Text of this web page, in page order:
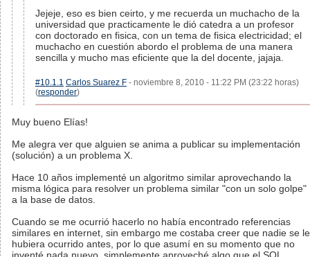
Jejeje, eso es bien ceirto, y me recuerda un muchacho de la
universidad que practicamente le dió catedra a un profesor
con doctorado en fisica, con un tema de fisica electricidad; el
muchacho en cuestión abordo el problema de una manera
sencilla y mucho mas eficiente que la del docente, jajaja.
#10.1.1 Carlos Suarez F - noviembre 8, 2010 - 11:22 PM (23:22 horas)
(responder)
Muy bueno Elías!
Me alegra ver que alguien se anima a publicar su implementación
(solución) a un problema X.
Hace 10 años implementé un algoritmo similar aprovechando la
misma lógica para resolver un problema similar "con un solo golpe"
a la base de datos.
Cuando se me ocurrió hacerlo no había encontrado referencias
similares en internet, sin embargo me costaba creer que nadie se le
hubiera ocurrido antes, por lo que asumí en su momento que no